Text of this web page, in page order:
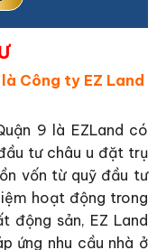
Công ty EZ Land
9 là EZLand có
tư châu u đặt trụ
vốn từ quỹ đầu tư
hoạt động trong
động sản, EZ Land
ứng nhu cầu nhà ở